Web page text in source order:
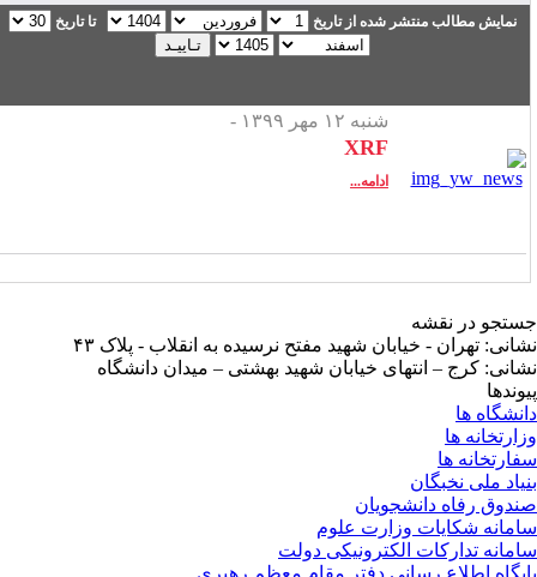
نمایش مطالب منتشر شده از تاریخ
تا تاریخ
شنبه ۱۲ مهر ۱۳۹۹ -
XRF
ادامه...
در نقشه
تهران - خیابان شهید مفتح نرسیده به انقلاب - پلاک ۴۳
کرج – انتهای خیابان شهید بهشتی – میدان دانشگاه
ها
ها
ها
ملی نخبگان
رفاه دانشجویان
شکایات وزارت علوم
تدارکات الکترونیکی دولت
اطلاع رسانی دفتر مقام معظم رهبری